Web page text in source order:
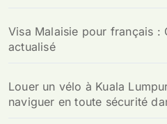
Visa Malaisie pour français :
actualisé
Louer un vélo à Kuala
naviguer en toute sécurité